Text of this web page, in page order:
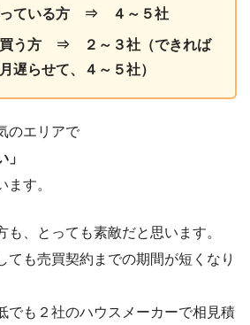
っている方 ⇒ ４～５社
買う方 ⇒ ２～３社（できれば
遅らせて、４～５社）
のエリアで
」
ます。
も、とっても素敵だと思います。
ても売買契約までの期間が短くなり
でも２社のハウスメーカーで相見積